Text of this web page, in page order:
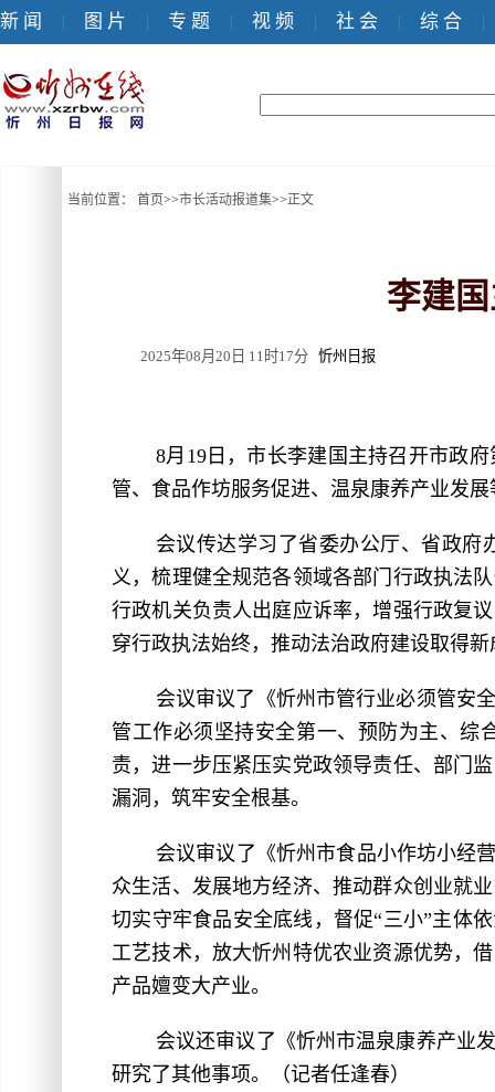
新 闻 | 图 片 | 专 题 | 视 频 | 社 会 | 综 合 |
当前位置： 首页>>市长活动报道集>>正文
李建
2025年08月20日 11时17分 忻州日报
8月19日，市长李建国主持召开市政
管、食品作坊服务促进、温泉康养产业发展
会议传达学习了省委办公厅、省政府
义，梳理健全规范各领域各部门行政执法
行政机关负责人出庭应诉率，增强行政复
穿行政执法始终，推动法治政府建设取得新
会议审议了《忻州市管行业必须管安
管工作必须坚持安全第一、预防为主、综
责，进一步压紧压实党政领导责任、部门
漏洞，筑牢安全根基。
会议审议了《忻州市食品小作坊小经
众生活、发展地方经济、推动群众创业就
切实守牢食品安全底线，督促“三小”主体
工艺技术，放大忻州特优农业资源优势，
产品嬗变大产业。
会议还审议了《忻州市温泉康养产业
研究了其他事项。
（记者任逢春）